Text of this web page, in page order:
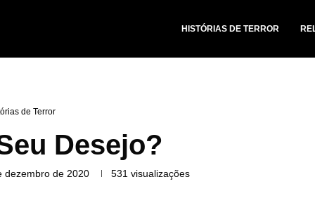
HISTÓRIAS DE TERROR
de Terror
Desejo?
dezembro de 2020 531 visualizações